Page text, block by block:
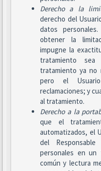
Derecho a la
derecho del
datos
obtener la
impugne la
tratamiento
tratamiento ya no
pero el
reclamaciones; y
al tratamiento.
Derecho a la
que el
automatizados, el
del
personales en
común y lectura